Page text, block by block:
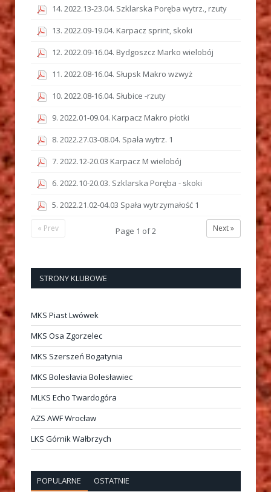
14. 2022.13-23.04. Szklarska Poręba wytrz., rzuty
13. 2022.09-19.04. Karpacz sprint, skoki
12. 2022.09-16.04. Bydgoszcz Marko wielobój
11. 2022.08-16.04. Słupsk Makro wzwyż
10. 2022.08-16.04. Słubice -rzuty
9. 2022.01-09.04. Karpacz Makro płotki
8. 2022.27.03-08.04. Spała wytrz. 1
7. 2022.12-20.03 Karpacz M wielobój
6. 2022.10-20.03. Szklarska Poręba - skoki
5. 2022.21.02-04.03 Spała wytrzymałość 1
Next »
Page 1 of2
« Prev
STRONY KLUBOWE
MKS Piast Lwówek
MKS Osa Zgorzelec
MKS Szerszeń Bogatynia
MKS Bolesłavia Bolesławiec
MLKS Echo Twardogóra
AZS AWF Wrocław
LKS Górnik Wałbrzych
POPULARNE OSTATNIE